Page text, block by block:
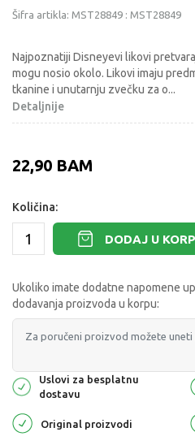
Šifra artikla: MST28849 : MST28849
Najpoznatiji Disneyevi likovi
mogu nosio okolo. Likovi imaju
tkanine i unutarnju zvečku za o...
Detaljnije
22,90 BAM
Količina:
DODAJ U
Ukoliko imate dodatne napomene
dodavanja proizvoda u korpu:
Uslovi za besplatnu
dostavu
Original proizvodi